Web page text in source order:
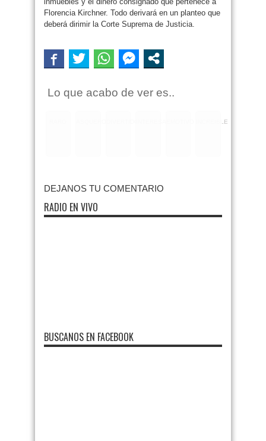
Florencia Kirchner. Todo derivará en un planteo que
deberá dirimir la Corte Suprema de Justicia.
Lo que acabo de ver es..
INCREIBLE
DEJANOS TU COMENTARIO
RADIO EN VIVO
BUSCANOS EN FACEBOOK